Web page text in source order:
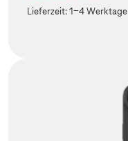
Lieferzeit:1-4 Werktage